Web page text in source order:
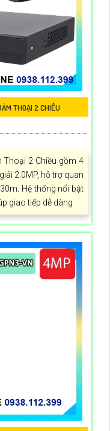
THOẠI 2 CHIỀU
Thoại 2 Chiều gồm 4
2.0MP, hỗ trợ quan
Hệ thống nổi bật
giao tiếp dễ dàng